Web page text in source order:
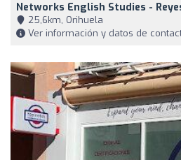
Networks English Studies -
25,6km, Orihuela
Ver información y datos de